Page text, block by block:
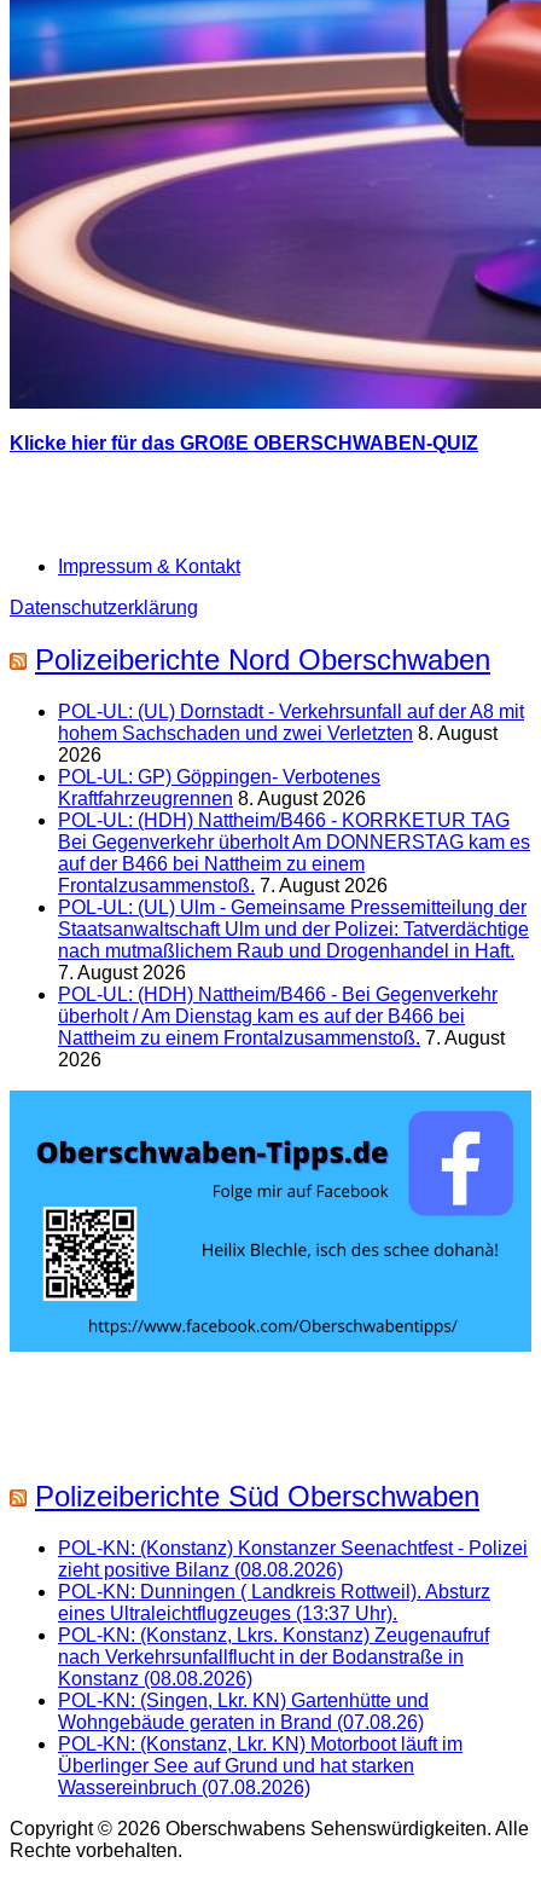
Klicke hier für das GROßE OBERSCHWABEN-QUIZ
Impressum & Kontakt
Datenschutzerklärung
Polizeiberichte Nord Oberschwaben
POL-UL: (UL) Dornstadt - Verkehrsunfall auf der A8 mit
hohem Sachschaden und zwei Verletzten 8. August
2026
POL-UL: GP) Göppingen- Verbotenes
Kraftfahrzeugrennen 8. August 2026
POL-UL: (HDH) Nattheim/B466 - KORRKETUR TAG
Bei Gegenverkehr überholt Am DONNERSTAG kam es
auf der B466 bei Nattheim zu einem
Frontalzusammenstoß. 7. August 2026
POL-UL: (UL) Ulm - Gemeinsame Pressemitteilung der
Staatsanwaltschaft Ulm und der Polizei: Tatverdächtige
nach mutmaßlichem Raub und Drogenhandel in Haft.
7. August 2026
POL-UL: (HDH) Nattheim/B466 - Bei Gegenverkehr
überholt / Am Dienstag kam es auf der B466 bei
Nattheim zu einem Frontalzusammenstoß. 7. August
2026
Polizeiberichte Süd Oberschwaben
POL-KN: (Konstanz) Konstanzer Seenachtfest - Polizei
zieht positive Bilanz (08.08.2026)
POL-KN: Dunningen ( Landkreis Rottweil). Absturz
eines Ultraleichtflugzeuges (13:37 Uhr).
POL-KN: (Konstanz, Lkrs. Konstanz) Zeugenaufruf
nach Verkehrsunfallflucht in der Bodanstraße in
Konstanz (08.08.2026)
POL-KN: (Singen, Lkr. KN) Gartenhütte und
Wohngebäude geraten in Brand (07.08.26)
POL-KN: (Konstanz, Lkr. KN) Motorboot läuft im
Überlinger See auf Grund und hat starken
Wassereinbruch (07.08.2026)
Copyright © 2026 Oberschwabens Sehenswürdigkeiten. Alle
Rechte vorbehalten.